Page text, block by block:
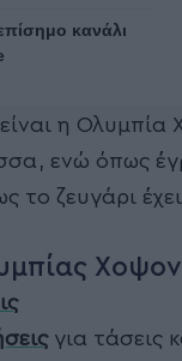
κανάλι
η
ενώ όπως
το ζευγάρι
για τάσεις